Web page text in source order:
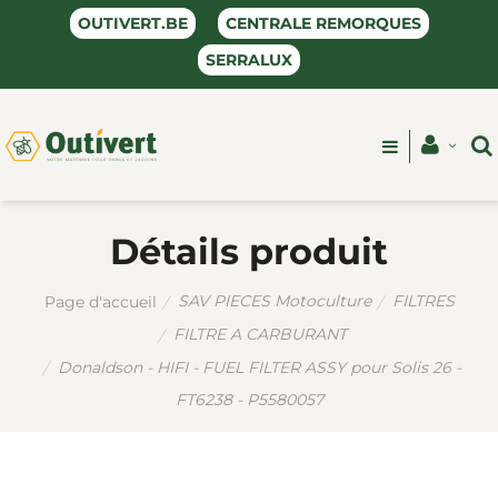
OUTIVERT.BE
CENTRALE REMORQUES
SERRALUX
Détails produit
Page d'accueil SAV PIECES Motoculture
FILTRES
FILTRE A CARBURANT
Donaldson - HIFI - FUEL FILTER ASSY pour Solis 26 -
FT6238 - P5580057